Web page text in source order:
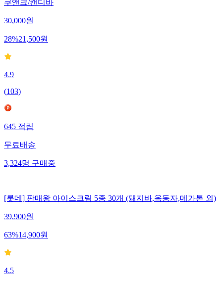
쿠앤크/캔디바
30,000원
28%21,500원
4.9
(103)
645 적립
무료배송
3,324명 구매중
[롯데] 판매왕 아이스크림 5종 30개 (돼지바,옥동자,메가톤 외)
39,900원
63%14,900원
4.5